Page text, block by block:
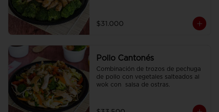
$31.000
Pollo Cantonés
Combinación de trozos de pechuga
de pollo con vegetales salteados al
wok con  salsa de ostras.